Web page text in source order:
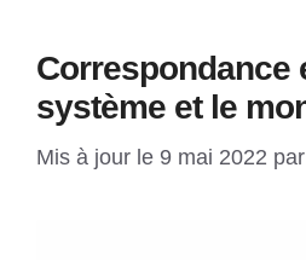
Correspondance
système et le
Mis à jour le 9 mai 2022 par